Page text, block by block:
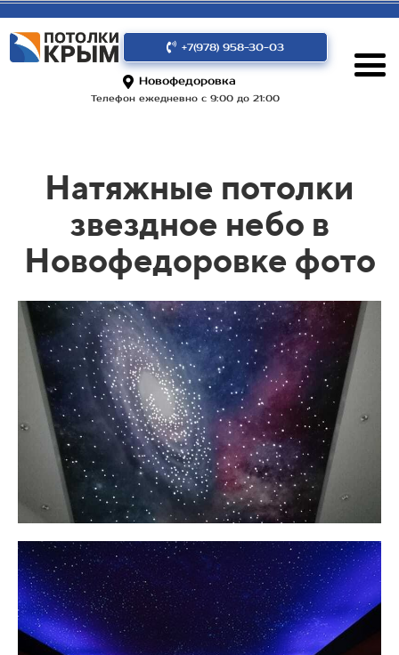
+7(978) 958-30-03
Новофедоровка
Телефон ежедневно с 9:00 до 21:00
Натяжные потолки
звездное небо в
Новофедоровке фото